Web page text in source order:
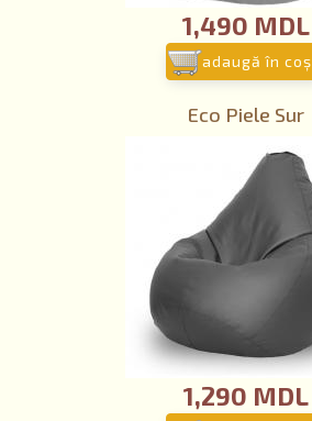
1,490 MDL
adaugă în coş
Eco Piele Sur
1,290 MDL